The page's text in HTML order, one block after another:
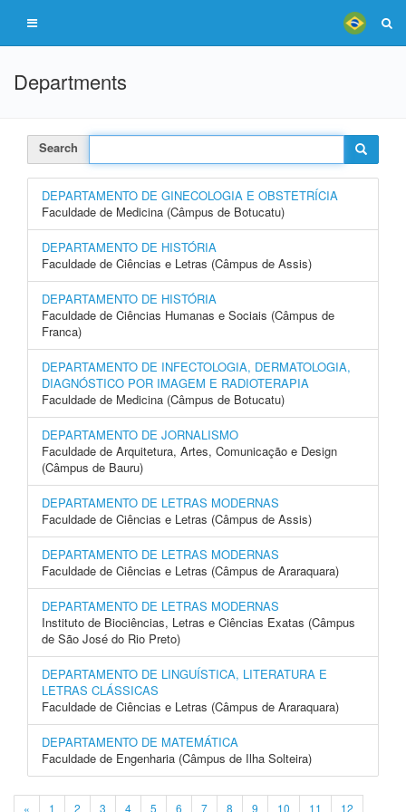
Departments
Search
DEPARTAMENTO DE GINECOLOGIA E OBSTETRÍCIA
Faculdade de Medicina (Câmpus de Botucatu)
DEPARTAMENTO DE HISTÓRIA
Faculdade de Ciências e Letras (Câmpus de Assis)
DEPARTAMENTO DE HISTÓRIA
Faculdade de Ciências Humanas e Sociais (Câmpus de
Franca)
DEPARTAMENTO DE INFECTOLOGIA, DERMATOLOGIA,
DIAGNÓSTICO POR IMAGEM E RADIOTERAPIA
Faculdade de Medicina (Câmpus de Botucatu)
DEPARTAMENTO DE JORNALISMO
Faculdade de Arquitetura, Artes, Comunicação e Design
(Câmpus de Bauru)
DEPARTAMENTO DE LETRAS MODERNAS
Faculdade de Ciências e Letras (Câmpus de Assis)
DEPARTAMENTO DE LETRAS MODERNAS
Faculdade de Ciências e Letras (Câmpus de Araraquara)
DEPARTAMENTO DE LETRAS MODERNAS
Instituto de Biociências, Letras e Ciências Exatas (Câmpus
de São José do Rio Preto)
DEPARTAMENTO DE LINGUÍSTICA, LITERATURA E
LETRAS CLÁSSICAS
Faculdade de Ciências e Letras (Câmpus de Araraquara)
DEPARTAMENTO DE MATEMÁTICA
Faculdade de Engenharia (Câmpus de Ilha Solteira)
« 1 2 3 4 5 6 7 8 9 10 11 12